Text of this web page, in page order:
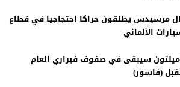
مرسيدس يطلقون حراكا احتجاجيا في قطاع
الألماني
سيبقى في صفوف فيراري العام
(فاسور)